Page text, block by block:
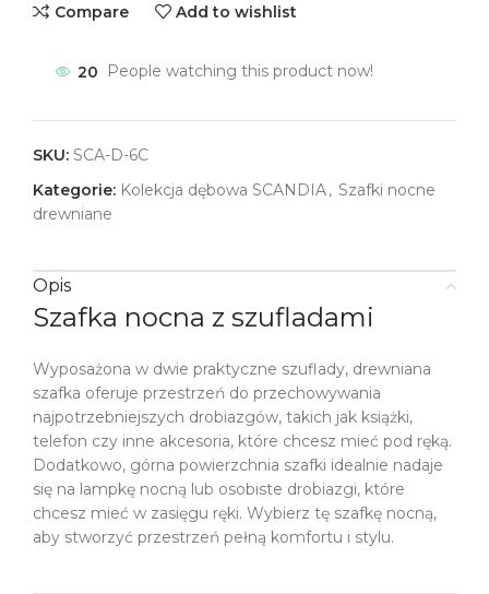
Compare Add to wishlist
20 People watching this product now!
SKU: SCA-D-6C
Kategorie: Kolekcja dębowa SCANDIA, Szafki nocne
drewniane
Opis
Szafka nocna z szufladami
Wyposażona w dwie praktyczne szuflady, drewniana
szafka oferuje przestrzeń do przechowywania
najpotrzebniejszych drobiazgów, takich jak książki,
telefon czy inne akcesoria, które chcesz mieć pod ręką.
Dodatkowo, górna powierzchnia szafki idealnie nadaje
się na lampkę nocną lub osobiste drobiazgi, które
chcesz mieć w zasięgu ręki. Wybierz tę szafkę nocną,
aby stworzyć przestrzeń pełną komfortu i stylu.